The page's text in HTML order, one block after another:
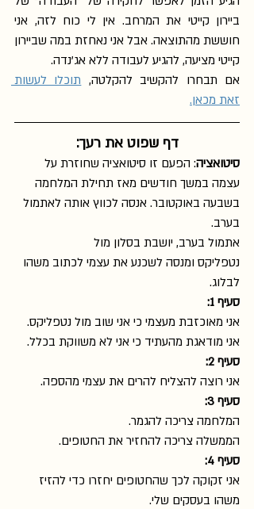
קייטי מציעה, להגיע לעבודה ללא אג'נדה.
אם תבחרו להקשיב להקלטה,
זאת מכאן.
דף שפוט את רעך:
סיטואציה: הפעם זו סיטואציה שחוזרת על
עצמה במשך חודשים מאז תחילת המלחמה
בשבעה באוקטובר. אנסה לכווץ אותה לאתמול
בערב.
אתמול בערב, יושבת בסלון מול
נטפליקס ומנסה לשכנע את עצמי לכתוב משהו
לבלוג.
סעיף 1:
אני מאוכזבת מעצמי כי אני שוב מול נטפליקס.
אני מודאגת מהעתיד כי אני לא משווקת בכלל.
סעיף 2:
אני רוצה להצליח להרים את עצמי מהספה.
סעיף 3:
המלחמה צריכה להגמר.
הממשלה צריכה להחזיר את החטופים.
סעיף 4:
אני זקוקה לכך שהחטופים יחזרו כדי להזיז
משהו בעסקים שלי.